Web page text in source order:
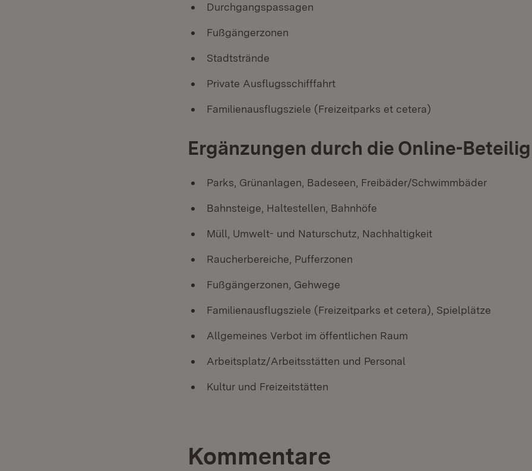
Durchgangspassagen
Fußgängerzonen
Stadtstrände
Private Ausflugsschifffahrt
Familienausflugsziele (Freizeitparks et cetera)
Ergänzungen durch die Online-
Parks, Grünanlagen, Badeseen, Freibäder/Schwimmbäder
Bahnsteige, Haltestellen, Bahnhöfe
Müll, Umwelt- und Naturschutz, Nachhaltigkeit
Raucherbereiche, Pufferzonen
Fußgängerzonen, Gehwege
Familienausflugsziele (Freizeitparks et cetera), Spielplätze
Allgemeines Verbot im öffentlichen Raum
Arbeitsplatz/Arbeitsstätten und Personal
Kultur und Freizeitstätten
Kommentare